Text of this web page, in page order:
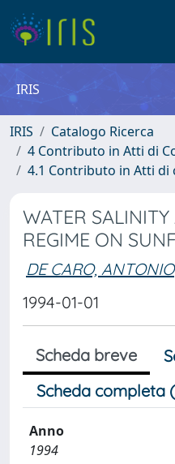
IRIS
IRIS
Catalogo Ricerca
4 Contributo in Atti di
4.1 Contributo in Atti di
WATER
REGIME ON
DE CARO, ANTONIO
1994-01-01
Scheda breve
Scheda completa
Anno
1994